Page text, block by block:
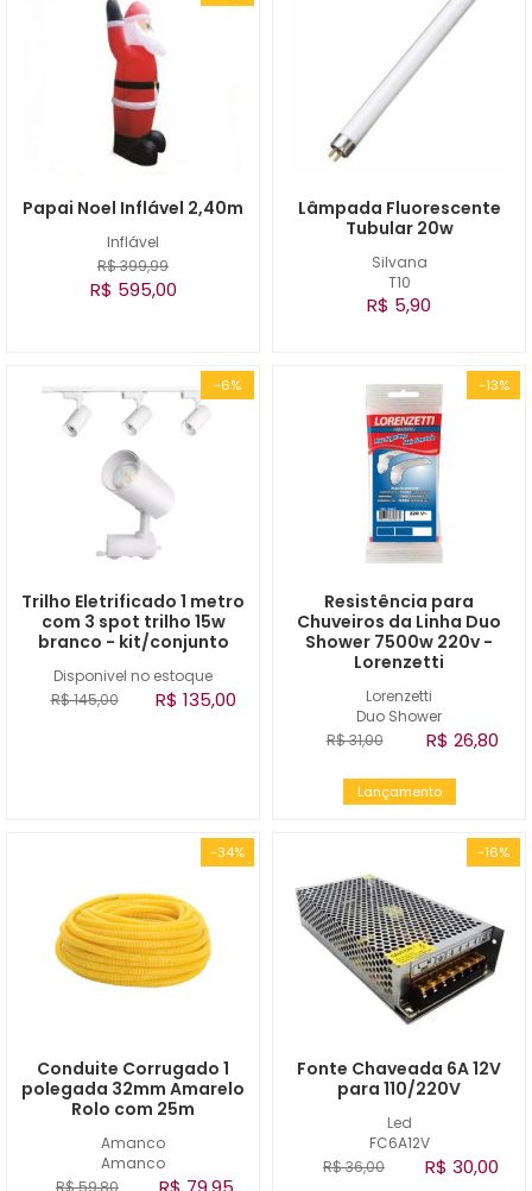
Inflável
Papai Noel Inflável 2,40m
R$ 399,99
R$ 595,00
Silvana
T10
Lâmpada Fluorescente
Tubular 20w
R$ 5,90
-6%
Disponivel no estoque
Trilho Eletrificado 1 metro
com 3 spot trilho 15w
branco - kit/conjunto
R$ 145,00 R$ 135,00
-13%
Lorenzetti
Duo Shower
Resistência para
Chuveiros da Linha Duo
Shower 7500w 220v -
Lorenzetti
R$ 31,00 R$ 26,80
Lançamento
-34%
Amanco
Amanco
Conduite Corrugado 1
polegada 32mm Amarelo
Rolo com 25m
R$ 59,80
-16%
Led
FC6A12V
Fonte Chaveada 6A 12V
para 110/220V
R$ 36,00 R$ 30,00